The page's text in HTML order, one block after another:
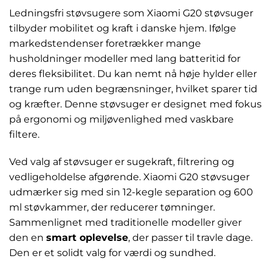
Ledningsfri støvsugere som Xiaomi G20 støvsuger
tilbyder mobilitet og kraft i danske hjem. Ifølge
markedstendenser foretrækker mange
husholdninger modeller med lang batteritid for
deres fleksibilitet. Du kan nemt nå høje hylder eller
trange rum uden begrænsninger, hvilket sparer tid
og kræfter. Denne støvsuger er designet med fokus
på ergonomi og miljøvenlighed med vaskbare
filtere.
Ved valg af støvsuger er sugekraft, filtrering og
vedligeholdelse afgørende. Xiaomi G20 støvsuger
udmærker sig med sin 12-kegle separation og 600
ml støvkammer, der reducerer tømninger.
Sammenlignet med traditionelle modeller giver
den en smart oplevelse, der passer til travle dage.
Den er et solidt valg for værdi og sundhed.